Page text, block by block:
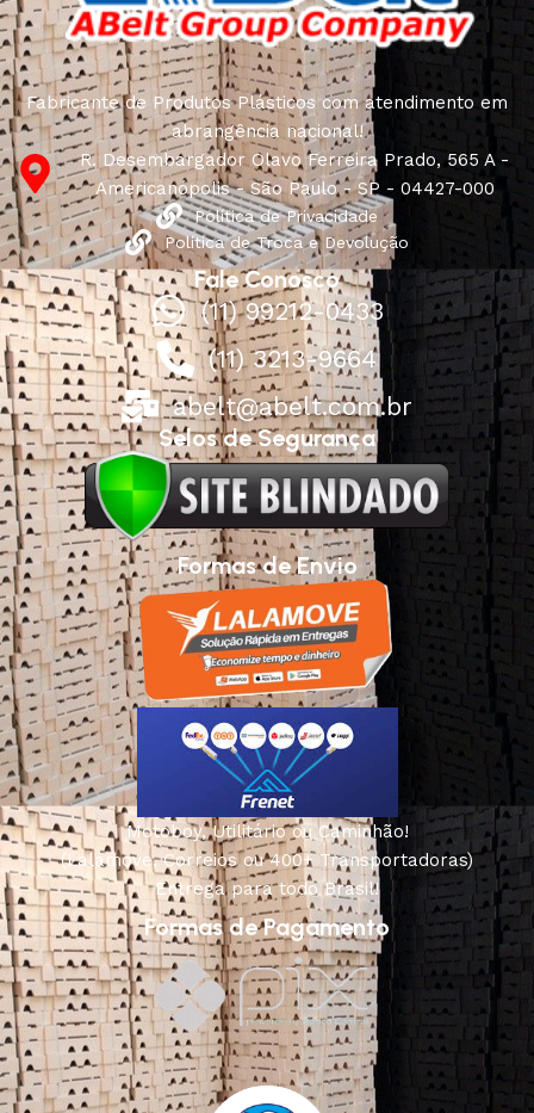
Fabricante de Produtos Plásticos com atendimento em
abrangência nacional!
R. Desembargador Olavo Ferreira Prado, 565 A -
Americanópolis - São Paulo - SP - 04427-000
Política de Privacidade
Política de Troca e Devolução
Fale Conosco
(11) 99212-0433
(11) 3213-9664
abelt@abelt.com.br
Selos de Segurança
Formas de Envio
Motoboy, Utilitário ou Caminhão!
(Lalamove, Correios ou 400+ Transportadoras)
Entrega para todo Brasil!
Formas de Pagamento